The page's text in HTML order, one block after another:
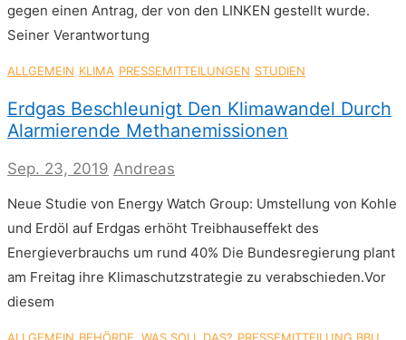
gegen einen Antrag, der von den LINKEN gestellt wurde.
Seiner Verantwortung
ALLGEMEIN KLIMA PRESSEMITTEILUNGEN STUDIEN
Erdgas Beschleunigt Den Klimawandel Durch
Alarmierende Methanemissionen
Sep. 23, 2019 Andreas
Neue Studie von Energy Watch Group: Umstellung von Kohle
und Erdöl auf Erdgas erhöht Treibhauseffekt des
Energieverbrauchs um rund 40% Die Bundesregierung plant
am Freitag ihre Klimaschutzstrategie zu verabschieden.Vor
diesem
ALLGEMEIN BEHÖRDE, WAS SOLL DAS? PRESSEMITTEILUNG BBU